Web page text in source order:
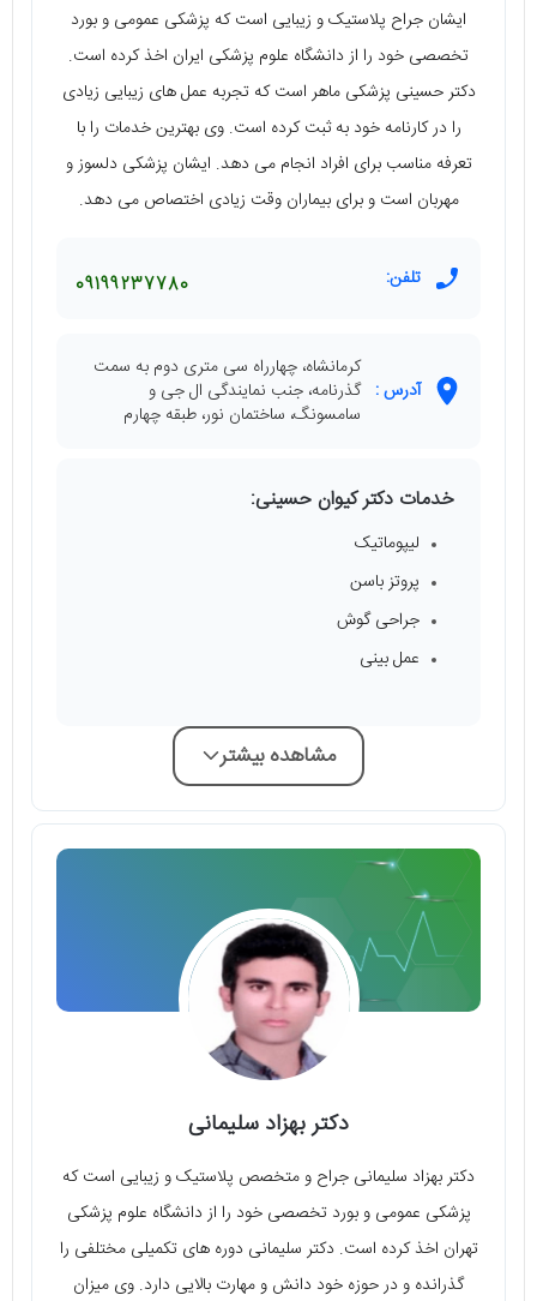
ایشان جراح پلاستیک و زیبایی است که پزشکی عمومی و بورد
تخصصی خود را از دانشگاه علوم پزشکی ایران اخذ کرده است.
دکتر حسینی پزشکی ماهر است که تجربه عمل های زیبایی زیادی
را در کارنامه خود به ثبت کرده است. وی بهترین خدمات را با
تعرفه مناسب برای افراد انجام می دهد. ایشان پزشکی دلسوز و
مهربان است و برای بیماران وقت زیادی اختصاص می دهد.
تلفن: 09199237780
آدرس :
کرمانشاه، چهارراه سی متری دوم به سمت
گذرنامه، جنب نمایندگی ال جی و
سامسونگ، ساختمان نور، طبقه چهارم
خدمات دکتر کیوان حسینی:
لیپوماتیک
پروتز باسن
جراحی گوش
عمل بینی
مشاهده بیشتر
دکتر بهزاد سلیمانی
دکتر بهزاد سلیمانی جراح و متخصص پلاستیک و زیبایی است که
پزشکی عمومی و بورد تخصصی خود را از دانشگاه علوم پزشکی
تهران اخذ کرده است. دکتر سلیمانی دوره های تکمیلی مختلفی را
گذرانده و در حوزه خود دانش و مهارت بالایی دارد. وی میزان